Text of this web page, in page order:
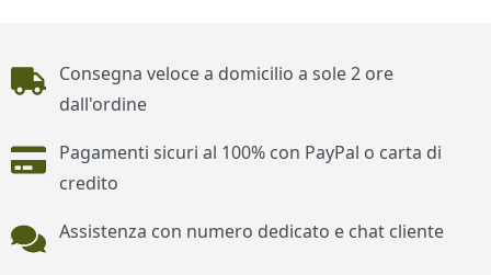
Piè di pagina
Consegna veloce a domicilio a sole 2 ore
dall'ordine
Pagamenti sicuri al 100% con PayPal o carta di
credito
Assistenza con numero dedicato e chat cliente